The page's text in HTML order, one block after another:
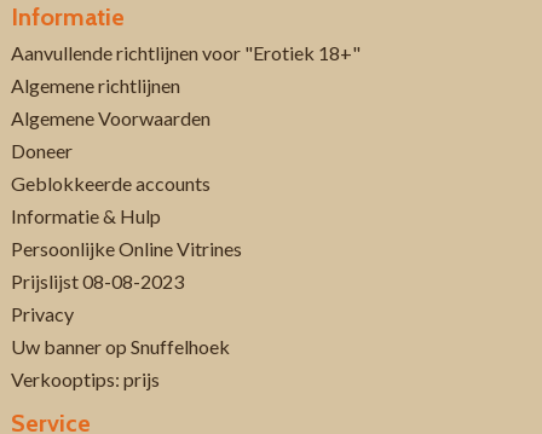
Informatie
Aanvullende richtlijnen voor "Erotiek 18+"
Algemene richtlijnen
Algemene Voorwaarden
Doneer
Geblokkeerde accounts
Informatie & Hulp
Persoonlijke Online Vitrines
Prijslijst 08-08-2023
Privacy
Uw banner op Snuffelhoek
Verkooptips: prijs
Service